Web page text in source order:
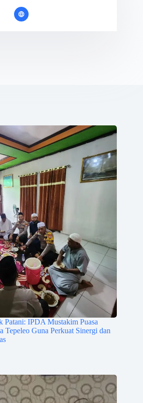
Patani: IPDA Mustakim Puasa
Tepeleo Guna Perkuat Sinergi dan